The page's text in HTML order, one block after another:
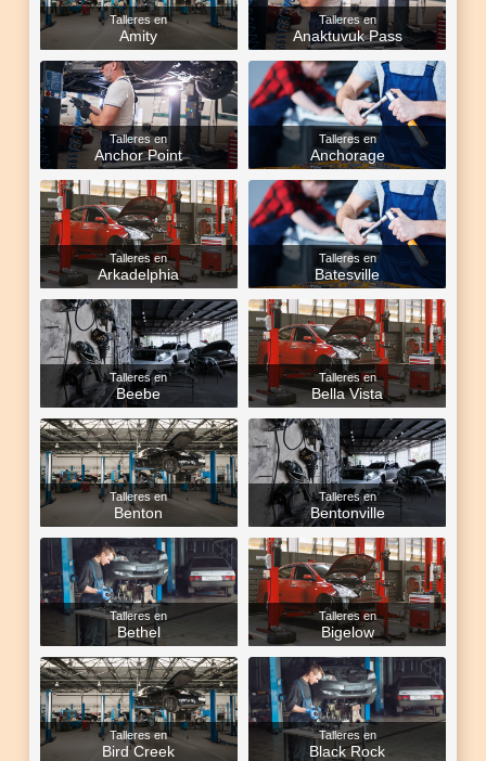
Talleres en
Amity
Talleres en
Anaktuvuk Pass
Talleres en
Anchor Point
Talleres en
Anchorage
Talleres en
Arkadelphia
Talleres en
Batesville
Talleres en
Beebe
Talleres en
Bella Vista
Talleres en
Benton
Talleres en
Bentonville
Talleres en
Bethel
Talleres en
Bigelow
Talleres en
Bird Creek
Talleres en
Black Rock